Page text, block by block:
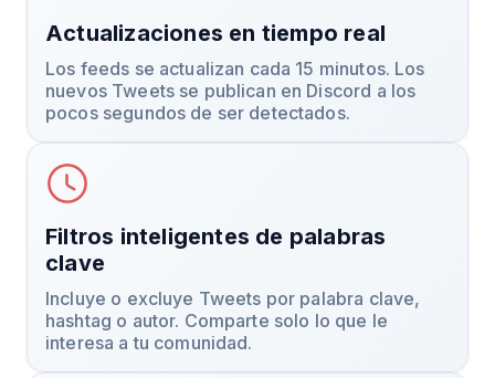
Actualizaciones en tiempo real
Los feeds se actualizan cada 15 minutos. Los
nuevos Tweets se publican en Discord a los
pocos segundos de ser detectados.
Filtros inteligentes de palabras
clave
Incluye o excluye Tweets por palabra clave,
hashtag o autor. Comparte solo lo que le
interesa a tu comunidad.